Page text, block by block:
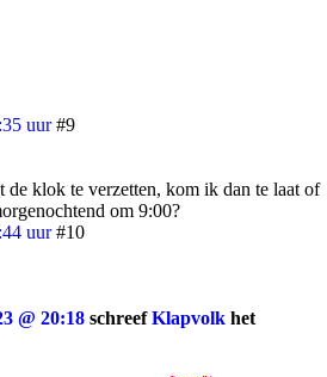
uur #9
de klok te verzetten, kom ik dan te laat of
om 9:00?
uur #10
@ 20:18 schreefKlapvolk het